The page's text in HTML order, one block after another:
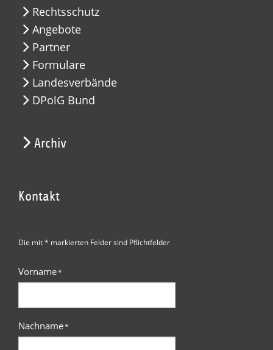
Rechtsschutz
Angebote
Partner
Formulare
Landesverbände
DPolG Bund
Archiv
Kontakt
Die mit * markierten Felder sind Pflichtfelder
Vorname*
Nachname*